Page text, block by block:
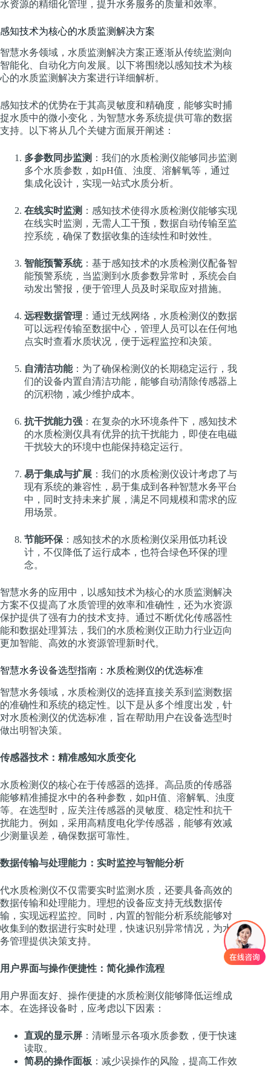
水资源的精细化管理，提升水务服务的质量和效率。
感知技术为核心的水质监测解决方案
智慧水务领域，水质监测解决方案正逐渐从传统监测向
智能化、自动化方向发展。以下将围绕以感知技术为核
心的水质监测解决方案进行详细解析。
感知技术的优势在于其高灵敏度和精确度，能够实时捕
捉水质中的微小变化，为智慧水务系统提供可靠的数据
支持。以下将从几个关键方面展开阐述：
多参数同步监测 ：我们的水质检测仪能够同步监测
多个水质参数，如pH值、浊度、溶解氧等，通过
集成化设计，实现一站式水质分析。
在线实时监测 ：感知技术使得水质检测仪能够实现
在线实时监测，无需人工干预，数据自动传输至监
控系统，确保了数据收集的连续性和时效性。
智能预警系统：基于感知技术的水质检测仪配备智
能预警系统，当监测到水质参数异常时，系统会自
动发出警报，便于管理人员及时采取应对措施。
远程数据管理 ：通过无线网络，水质检测仪的数据
可以远程传输至数据中心，管理人员可以在任何地
点实时查看水质状况，便于远程监控和决策。
自清洁功能：为了确保检测仪的长期稳定运行，我
们的设备内置自清洁功能，能够自动清除传感器上
的沉积物，减少维护成本。
抗干扰能力强 ：在复杂的水环境条件下，感知技术
的水质检测仪具有优异的抗干扰能力，即使在电磁
干扰较大的环境中也能保持稳定运行。
易于集成与扩展 ：我们的水质检测仪设计考虑了与
现有系统的兼容性，易于集成到各种智慧水务平台
中，同时支持未来扩展，满足不同规模和需求的应
用场景。
节能环保 ：感知技术的水质检测仪采用低功耗设
计，不仅降低了运行成本，也符合绿色环保的理
念。
智慧水务的应用中，以感知技术为核心的水质监测解决
方案不仅提高了水质管理的效率和准确性，还为水资源
保护提供了强有力的技术支持。通过不断优化传感器性
能和数据处理算法，我们的水质检测仪正助力行业迈向
更加智能、高效的水资源管理新时代。
智慧水务设备选型指南：水质检测仪的优选标准
智慧水务领域，水质检测仪的选择直接关系到监测数据
的准确性和系统的稳定性。以下是从多个维度出发，针
对水质检测仪的优选标准，旨在帮助用户在设备选型时
做出明智决策。
传感器技术：精准感知水质变化
水质检测仪的核心在于传感器的选择。高品质的传感器
能够精准捕捉水中的各种参数，如pH值、溶解氧、浊度
等。在选型时，应关注传感器的灵敏度、稳定性和抗干
扰能力。例如，采用高精度电化学传感器，能够有效减
少测量误差，确保数据可靠性。
数据传输与处理能力：实时监控与智能分析
代水质检测仪不仅需要实时监测水质，还要具备高效的
数据传输和处理能力。理想的设备应支持无线数据传
输，实现远程监控。同时，内置的智能分析系统能够对
收集到的数据进行实时处理，快速识别异常情况，为水
务管理提供决策支持。
用户界面与操作便捷性：简化操作流程
用户界面友好、操作便捷的水质检测仪能够降低运维成
本。在选择设备时，应考虑以下因素：
直观的显示屏 ：清晰显示各项水质参数，便于快速
读取。
简易的操作面板 ：减少误操作的风险，提高工作效